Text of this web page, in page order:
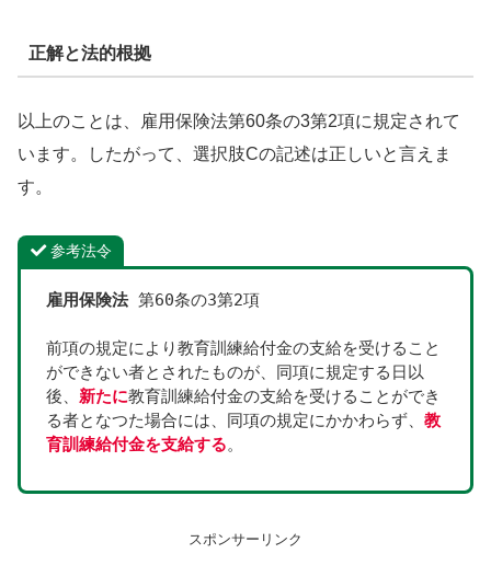
正解と法的根拠
以上のことは、雇用保険法第60条の3第2項に規定されて
います。したがって、選択肢Cの記述は正しいと言えま
す。
参考法令
雇用保険法 第60条の3第2項
前項の規定により教育訓練給付金の支給を受けること
ができない者とされたものが、同項に規定する日以
後、 新たに教育訓練給付金の支給を受けることができ
る者となつた場合には、同項の規定にかかわらず、 教
育訓練給付金を支給する。
スポンサーリンク